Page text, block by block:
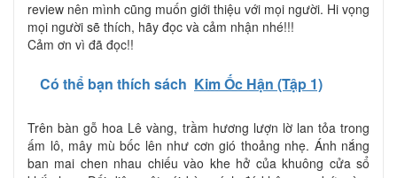
review nên mình cũng muốn giới thiệu với mọi người. Hi vọng
mọi người sẽ thích, hãy đọc và cảm nhận nhé!!!
Cảm ơn vì đã đọc!!
Có thể bạn thích sách Kim Ốc Hận (Tập 1)
Trên bàn gỗ hoa Lê vàng, trầm hương lượn lờ lan tỏa trong
ấm lô, mây mù bốc lên như cơn gió thoảng nhẹ. Ánh nắng
ban mai chen nhau chiếu vào khe hở của khuông cửa sổ